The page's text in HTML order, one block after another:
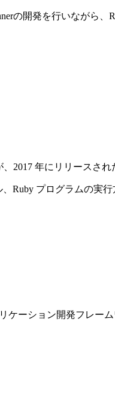
の開発を行いながら
年にリリースされ
Ruby プログラムの実
ーション開発フレー